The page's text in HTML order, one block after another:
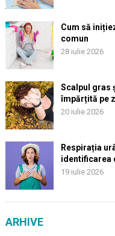
Cum să
comun
28 iulie 2026
Scalpul gras
împărțită pe
20 iulie 2026
Respirația
identificarea
19 iulie 2026
ARHIVE